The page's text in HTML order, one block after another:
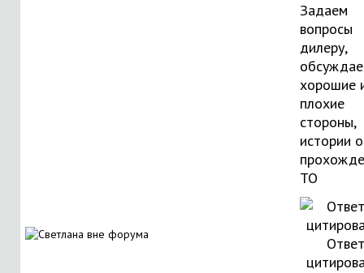
Задаем
вопросы
дилеру,
хорошие
плохие
стороны,
истории о
ТО